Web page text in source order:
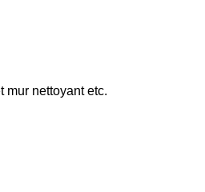
mur nettoyant etc.